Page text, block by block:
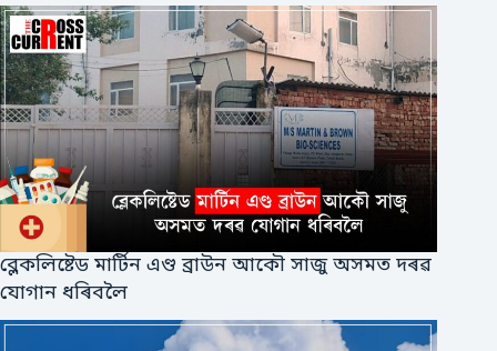
ব্লেকলিষ্টেড মাৰ্টিন এণ্ড ব্ৰাউন আকৌ সাজু অসমত দৰৱ
যোগান ধৰিবলৈ